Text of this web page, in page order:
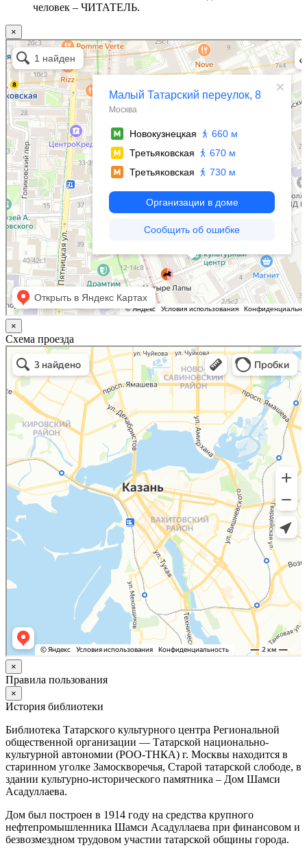
человек – ЧИТАТЕЛЬ.
×
Москва
Малый Татарский переулок, 8 на карте Москвы, ближайшее метро Новокузнецкая —
Яндекс.Карты
×
Схема проезда
Казань
Малый Татарский переулок, 8 на карте Москвы, ближайшее метро Новокузнецкая —
Яндекс.Карты
×
Правила пользования
×
История библиотеки
Библиотека Татарского культурного центра Региональной
общественной организации — Татарской национально-
культурной автономии (РОО-ТНКА) г. Москвы находится в
старинном уголке Замоскворечья, Старой татарской слободе, в
здании культурно-исторического памятника – Дом Шамси
Асадуллаева.
Дом был построен в 1914 году на средства крупного
нефтепромышленника Шамси Асадуллаева при финансовом и
безвозмездном трудовом участии татарской общины города.